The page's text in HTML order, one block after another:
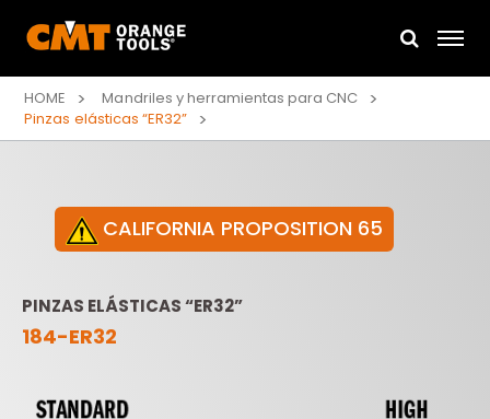
HOME
Mandriles y herramientas para CNC
Pinzas elásticas “ER32”
CALIFORNIA PROPOSITION 65
PINZAS ELÁSTICAS “ER32”
184-ER32